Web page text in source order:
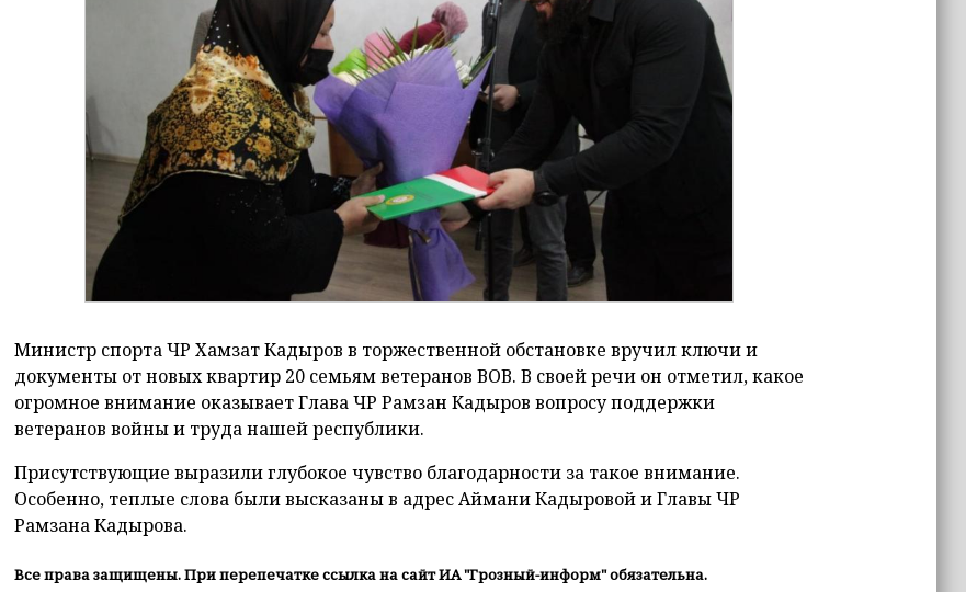
Министр спорта ЧР Хамзат Кадыров в торжественной обстановке вручил ключи и
документы от новых квартир 20 семьям ветеранов ВОВ. В своей речи он отметил, какое
огромное внимание оказывает Глава ЧР Рамзан Кадыров вопросу поддержки
ветеранов войны и труда нашей республики.
Присутствующие выразили глубокое чувство благодарности за такое внимание.
Особенно, теплые слова были высказаны в адрес Аймани Кадыровой и Главы ЧР
Рамзана Кадырова.
Все права защищены. При перепечатке ссылка на сайт ИА "Грозный-информ" обязательна.